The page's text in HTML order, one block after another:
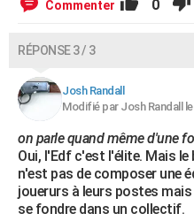
Commenter 0
RÉPONSE 3 / 3
Josh Randall
Modifié par Josh Randall
on parle quand même d'une
Oui, l'Edf c'est l'élite. Mais
n'est pas de composer une
jouerurs à leurs postes mais
se fondre dans un collectif.